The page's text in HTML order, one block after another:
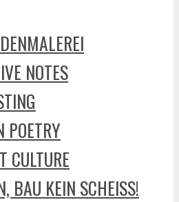
NOTES
POETRY
CULTURE
BAU KEIN SCHEISS!